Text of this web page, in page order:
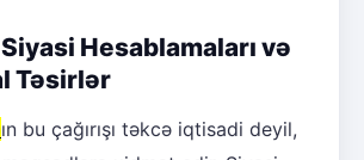
Hesablamaları və
Təsirlər
ın bu çağırışı təkcə iqtisadi deyil,